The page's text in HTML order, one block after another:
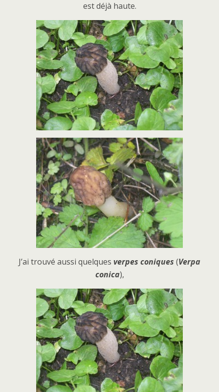
est déjà haute.
J’ai trouvé aussi quelques verpes coniques (Verpa
conica),